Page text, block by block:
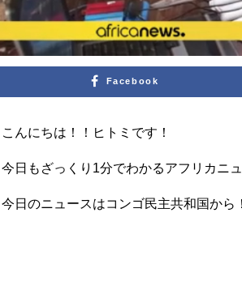
Facebook
こんにちは！！ヒトミです！
今日もざっくり1分でわかるアフリカニ
今日のニュースはコンゴ民主共和国から！